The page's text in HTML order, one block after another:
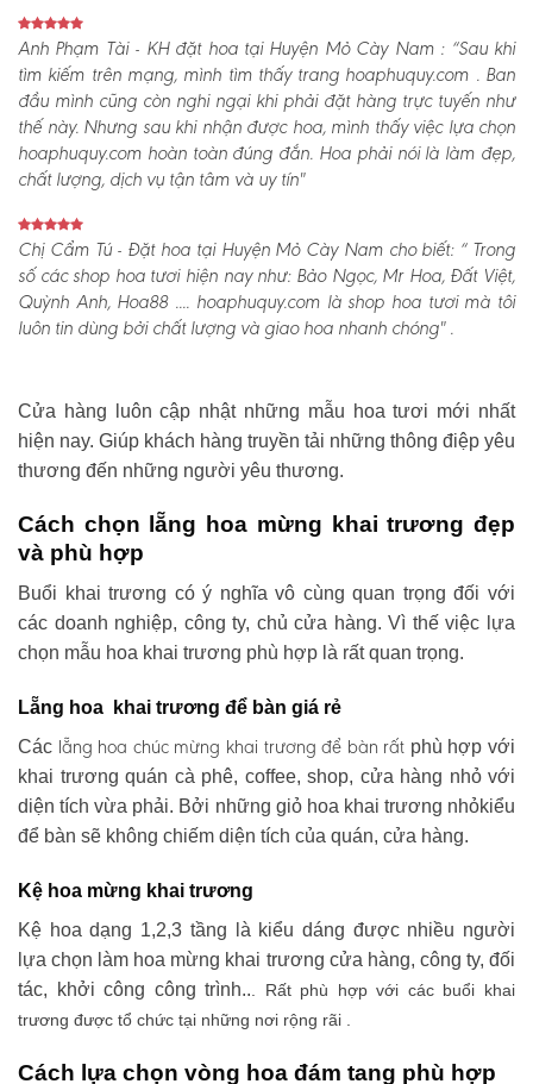
Anh Phạm Tài - KH đặt hoa tại Huyện Mỏ Cày Nam :“Sau khi
tìm kiếm trên mạng, mình tìm thấy trang hoaphuquy.com . Ban
đầu mình cũng còn nghi ngại khi phải đặt hàng trực tuyến như
thế này. Nhưng sau khi nhận được hoa, mình thấy việc lựa chọn
hoaphuquy.com hoàn toàn đúng đắn. Hoa phải nói là làm đẹp,
chất lượng, dịch vụ tận tâm và uy tín"
Chị Cẩm Tú - Đặt hoa tại Huyện Mỏ Cày Nam cho biết:“ Trong
số các shop hoa tươi hiện nay như: Bảo Ngọc, Mr Hoa, Đất Việt,
Quỳnh Anh, Hoa88 .... hoaphuquy.com là shop hoa tươi mà tôi
luôn tin dùng bởi chất lượng và giao hoa nhanh chóng" .
Cửa hàng luôn cập nhật những mẫu hoa tươi mới nhất
hiện nay. Giúp khách hàng truyền tải những thông điệp yêu
thương đến những người yêu thương.
Cách chọn lẵng hoa mừng khai trương đẹp
và phù hợp
Buổi khai trương có ý nghĩa vô cùng quan trọng đối với
các doanh nghiệp, công ty, chủ cửa hàng. Vì thế việc lựa
chọn mẫu hoa khai trương phù hợp là rất quan trọng.
Lẵng hoa khai trương để bàn giá rẻ
Các lẵng hoa chúc mừng khai trương để bàn rất phù hợp với
khai trương quán cà phê, coffee, shop, cửa hàng nhỏ với
diện tích vừa phải. Bởi những giỏ hoa khai trương nhỏkiểu
để bàn sẽ không chiếm diện tích của quán, cửa hàng.
Kệ hoa mừng khai trương
Kệ hoa dạng 1,2,3 tầng là kiểu dáng được nhiều người
lựa chọn làm hoa mừng khai trương cửa hàng, công ty, đối
tác, khởi công công trình.. . Rất phù hợp với các buổi khai
trương được tổ chức tại những nơi rộng rãi .
Cách lựa chọn vòng hoa đám tang phù hợp